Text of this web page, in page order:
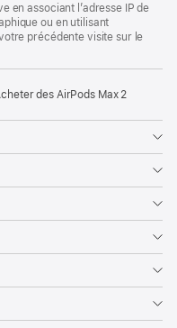
en associant l’adresse IP de
ou en utilisant
précédente visite sur le
des AirPods Max 2